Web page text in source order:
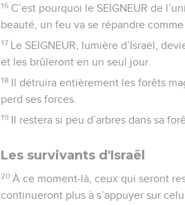
16 C’est pourquoi le SEIGNEUR de
beauté, un feu va se répandre
17 Le SEIGNEUR, lumière d’Israël,
et les brûleront en un seul jour.
18 Il détruira entièrement les forêts
perd ses forces.
19 Il restera si peu d’arbres dans sa
Les survivants d'Israël
20 À ce moment-là, ceux qui seront
continueront plus à s’appuyer sur